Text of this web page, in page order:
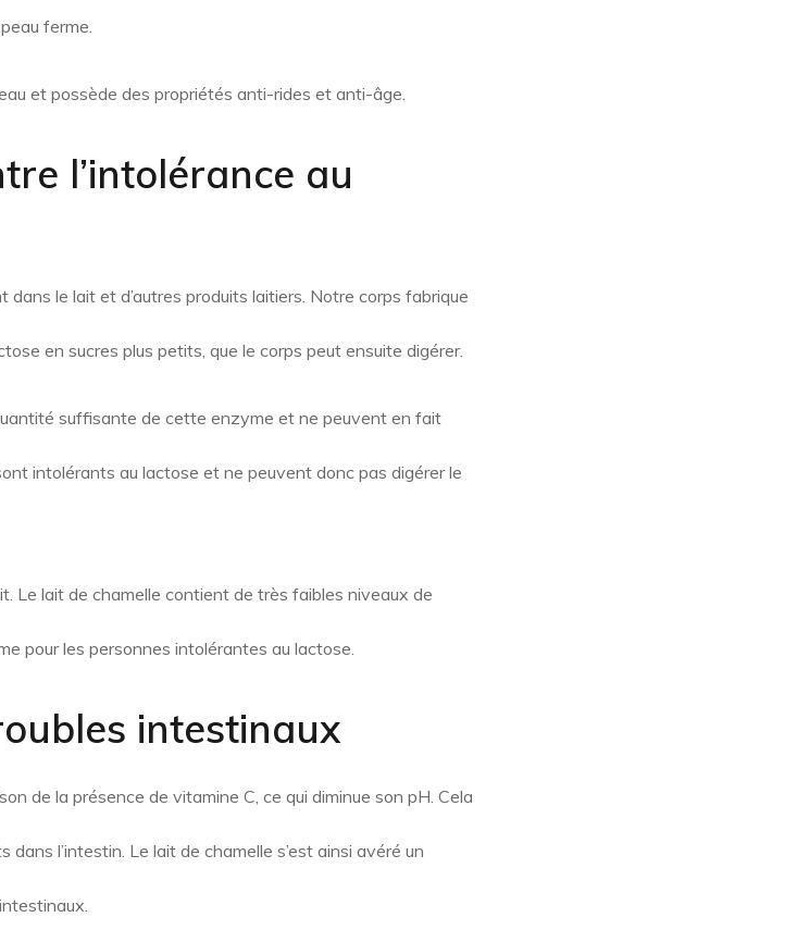
ferme.
et possède des propriétés anti-rides et anti-âge.
l’intolérance au
le lait et d’autres produits laitiers. Notre corps fabrique
en sucres plus petits, que le corps peut ensuite digérer.
suffisante de cette enzyme et ne peuvent en fait
intolérants au lactose et ne peuvent donc pas digérer le
Le lait de chamelle contient de très faibles niveaux de
pour les personnes intolérantes au lactose.
intestinaux
de la présence de vitamine C, ce qui diminue son pH. Cela
l’intestin. Le lait de chamelle s’est ainsi avéré un